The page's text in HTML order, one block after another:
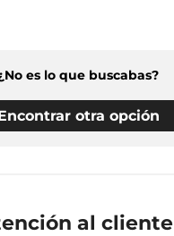
es lo que buscabas?
otra opción
al cliente